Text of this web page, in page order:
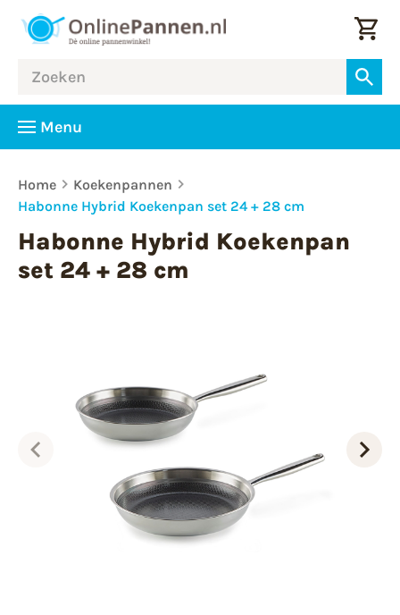
Menu
Home
Koekenpannen
Habonne Hybrid Koekenpan set 24 + 28 cm
Habonne Hybrid Koekenpan
set 24 + 28 cm